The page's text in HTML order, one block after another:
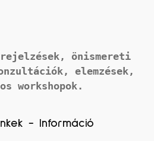
önismereti
workshopok.
- Információ